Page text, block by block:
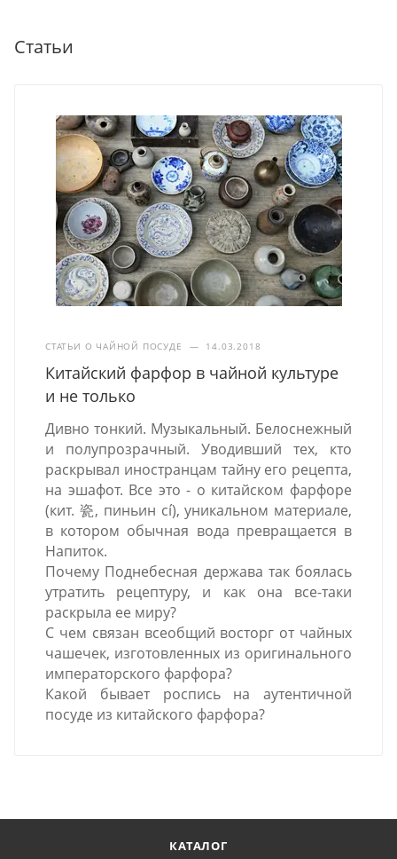
Статьи
СТАТЬИ О ЧАЙНОЙ ПОСУДЕ — 14.03.2018
Китайский фарфор в чайной культуре
и не только
Дивно тонкий. Музыкальный. Белоснежный
и полупрозрачный. Уводивший тех, кто
раскрывал иностранцам тайну его рецепта,
на эшафот. Все это - о китайском фарфоре
(кит. 瓷, пиньин cí), уникальном материале,
в котором обычная вода превращается в
Напиток.
Почему Поднебесная держава так боялась
утратить рецептуру, и как она все-таки
раскрыла ее миру?
С чем связан всеобщий восторг от чайных
чашечек, изготовленных из оригинального
императорского фарфора?
Какой бывает роспись на аутентичной
посуде из китайского фарфора?
КАТАЛОГ